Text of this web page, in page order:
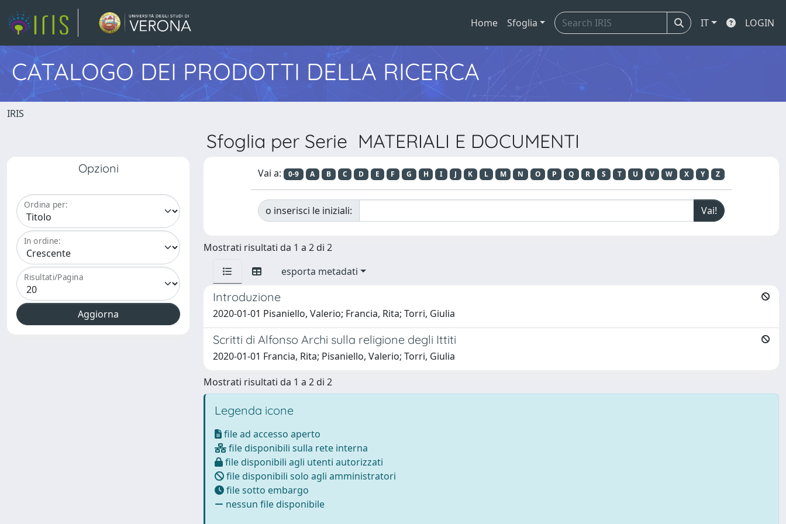
Home Sfoglia IT LOGIN
CATALOGO DEI PRODOTTI DELLA RICERCA
IRIS
Sfoglia per Serie MATERIALI E DOCUMENTI
Opzioni
Ordina per:
In ordine:
Risultati/Pagina
Vai a: 0-9 A B C D E F G H I J K L M N O P Q R S T U V W X Y Z
o inserisci le iniziali:
Mostrati risultati da 1 a 2 di 2
esporta metadati
Introduzione
2020-01-01 Pisaniello, Valerio; Francia, Rita; Torri, Giulia
Scritti di Alfonso Archi sulla religione degli Ittiti
2020-01-01 Francia, Rita; Pisaniello, Valerio; Torri, Giulia
Mostrati risultati da 1 a 2 di 2
Legenda icone
file ad accesso aperto
file disponibili sulla rete interna
file disponibili agli utenti autorizzati
file disponibili solo agli amministratori
file sotto embargo
nessun file disponibile